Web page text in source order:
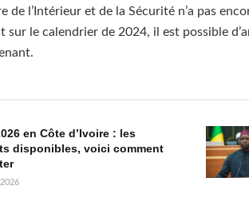
de l’Intérieur et de la Sécurité n’a pas
sur le calendrier de 2024, il est possible
en Côte d’Ivoire : les
disponibles, voici comment